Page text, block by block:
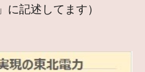
」に記述してます）